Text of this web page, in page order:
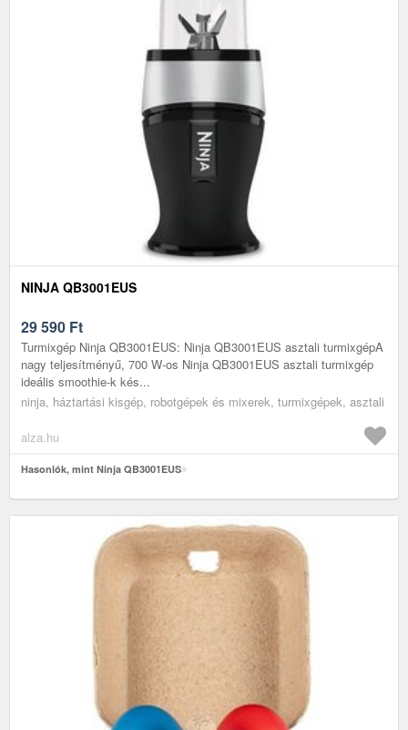
NINJA QB3001EUS
29 590 Ft
Turmixgép Ninja QB3001EUS: Ninja QB3001EUS asztali turmixgépA
nagy teljesítményű, 700 W-os Ninja QB3001EUS asztali turmixgép
ideális smoothie-k kés...
ninja, háztartási kisgép, robotgépek és mixerek, turmixgépek, asztali
alza.hu
Hasonlók, mint Ninja QB3001EUS